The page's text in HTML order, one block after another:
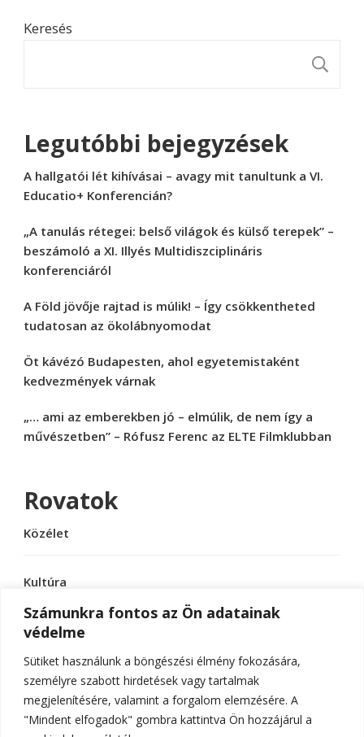
Számunkra fontos az Ön adatainak
védelme
Sütiket használunk a böngészési élmény fokozására,
személyre szabott hirdetések vagy tartalmak
megjelenítésére, valamint a forgalom elemzésére. A
"Mindent elfogadok" gombra kattintva Ön hozzájárul a
Keresés
Legutóbbi bejegyzések
A hallgatói lét kihívásai – avagy mit tanultunk a VI.
Educatio+ Konferencián?
„A tanulás rétegei: belső világok és külső terepek” –
beszámoló a XI. Illyés Multidiszciplináris
konferenciáról
A Föld jövője rajtad is múlik! – Így csökkentheted
tudatosan az ökolábnyomodat
Öt kávézó Budapesten, ahol egyetemistaként
kedvezmények várnak
„… ami az emberekben jó – elmúlik, de nem így a
művészetben” – Rófusz Ferenc az ELTE Filmklubban
Rovatok
Közélet
Kultúra
Sport
Tudomány